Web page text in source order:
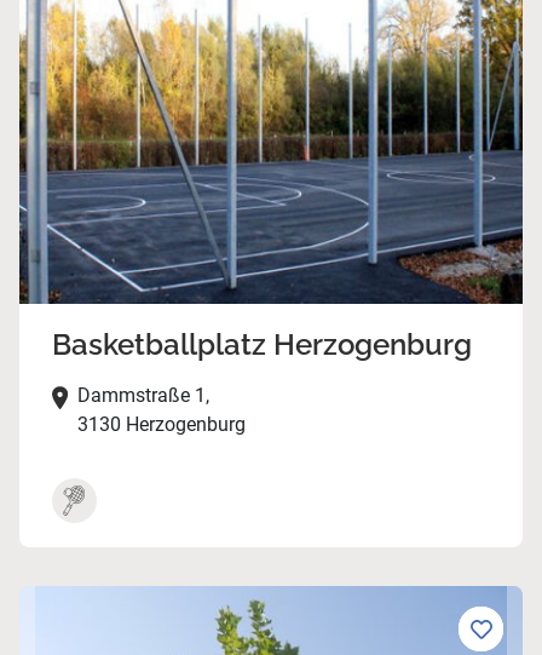
Basketballplatz Herzogenburg
Dammstraße 1,
3130 Herzogenburg